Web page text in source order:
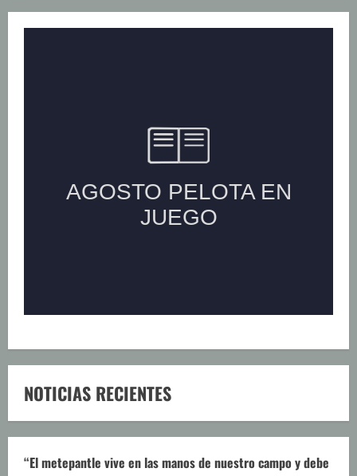
NOTICIAS RECIENTES
“El metepantle vive en las manos de nuestro campo y debe